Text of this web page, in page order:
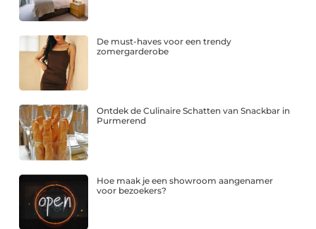
De must-haves voor een trendy
zomergarderobe
Ontdek de Culinaire Schatten van Snackbar in
Purmerend
Hoe maak je een showroom aangenamer
voor bezoekers?